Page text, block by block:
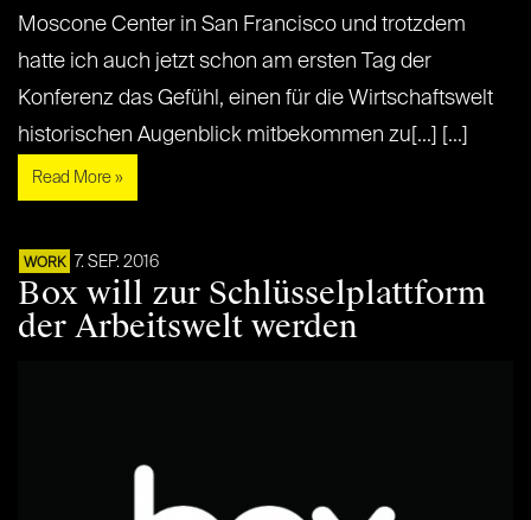
Moscone Center in San Francisco und trotzdem
hatte ich auch jetzt schon am ersten Tag der
Konferenz das Gefühl, einen für die Wirtschaftswelt
historischen Augenblick mitbekommen zu[...] [...]
Read More »
WORK 7. SEP. 2016
Box will zur Schlüsselplattform
der Arbeitswelt werden